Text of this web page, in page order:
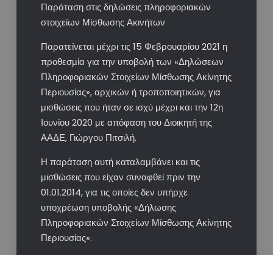
Παράταση στις δηλώσεις πληροφοριακών
στοιχείων Μίσθωσης Ακινήτων
Παρατείνεται μέχρι τις 15 Φεβρουαρίου 2021 η
προθεσμία για την υποβολή των «Δηλώσεων
Πληροφοριακών Στοιχείων Μίσθωσης Ακίνητης
Περιουσίας», αρχικών ή τροποποιητικών, για
μισθώσεις που ήταν σε ισχύ μέχρι και την 12η
Ιουνίου 2020 με απόφαση του Διοικητή της
ΑΑΔΕ, Γιώργου Πιτσιλή.
Η παράταση αυτή καταλαμβάνει και τις
μισθώσεις που είχαν συναφθεί πριν την
01.01.2014, για τις οποίες δεν υπήρχε
υποχρέωση υποβολής «Δήλωσης
Πληροφοριακών Στοιχείων Μίσθωσης Ακίνητης
Περιουσίας».